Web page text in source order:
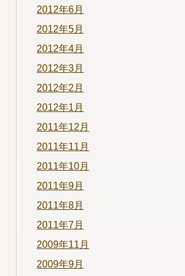
2012年6月
2012年5月
2012年4月
2012年3月
2012年2月
2012年1月
2011年12月
2011年11月
2011年10月
2011年9月
2011年8月
2011年7月
2009年11月
2009年9月